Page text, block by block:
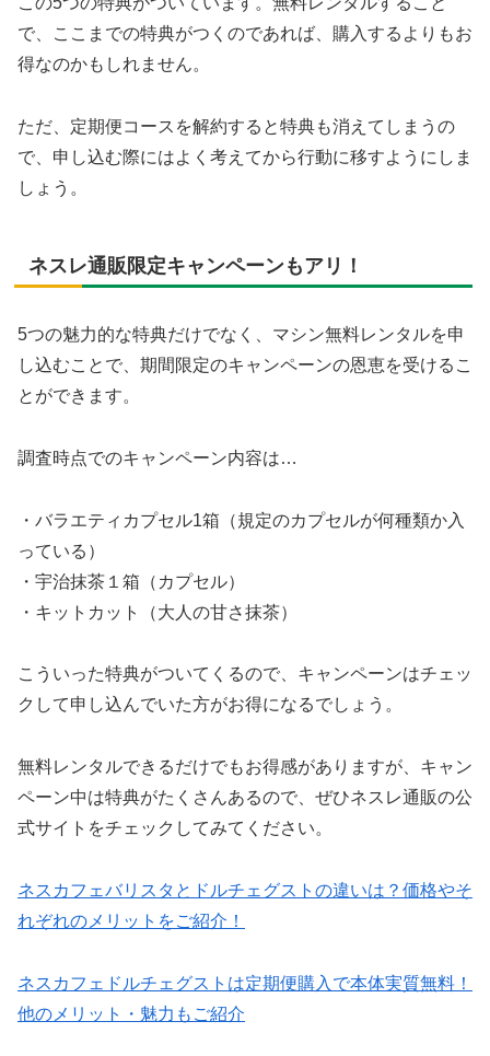
で、ここまでの特典がつくのであれば、購入するよりもお
得なのかもしれません。
ただ、定期便コースを解約すると特典も消えてしまうの
で、申し込む際にはよく考えてから行動に移すようにしま
しょう。
ネスレ通販限定キャンペーンもアリ！
5つの魅力的な特典だけでなく、マシン無料レンタルを申
し込むことで、期間限定のキャンペーンの恩恵を受けるこ
とができます。
調査時点でのキャンペーン内容は…
・バラエティカプセル1箱（規定のカプセルが何種類か入
っている）
・宇治抹茶１箱（カプセル）
・キットカット（大人の甘さ抹茶）
こういった特典がついてくるので、キャンペーンはチェッ
クして申し込んでいた方がお得になるでしょう。
無料レンタルできるだけでもお得感がありますが、キャン
ペーン中は特典がたくさんあるので、ぜひネスレ通販の公
式サイトをチェックしてみてください。
ネスカフェバリスタとドルチェグストの違いは？価格やそ
れぞれのメリットをご紹介！
ネスカフェドルチェグストは定期便購入で本体実質無料！
他のメリット・魅力もご紹介